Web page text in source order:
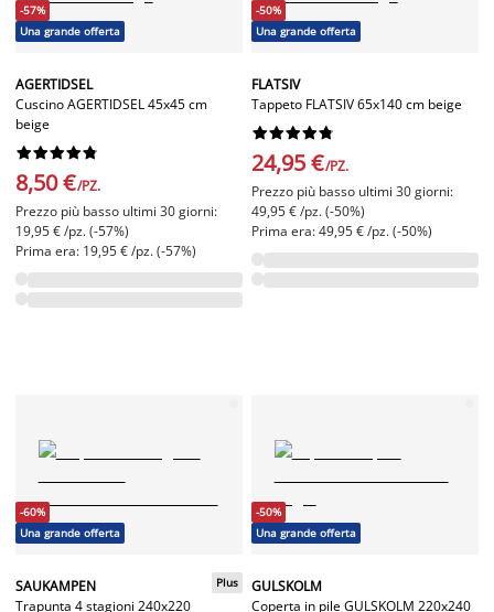
-57%
Una grande offerta
AGERTIDSEL
Cuscino AGERTIDSEL 45x45 cm
beige






8,50 €/PZ.
Prezzo più basso ultimi 30 giorni:
19,95 € /pz. (-57%)
Prima era: 19,95 € /pz. (-57%)
-50%
Una grande offerta
FLATSIV
Tappeto FLATSIV 65x140 cm beige






24,95 €/PZ.
Prezzo più basso ultimi 30 giorni:
49,95 € /pz. (-50%)
Prima era: 49,95 € /pz. (-50%)
-60%
Una grande offerta
SAUKAMPEN
Trapunta 4 stagioni 240x220
Plus
-50%
Una grande offerta
GULSKOLM
Coperta in pile GULSKOLM 220x240